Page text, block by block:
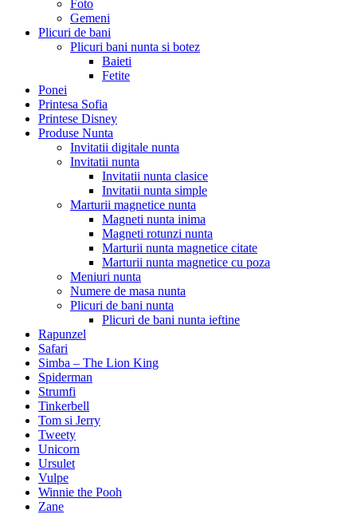
Foto
Gemeni
Plicuri de bani
Plicuri bani nunta si botez
Baieti
Fetite
Ponei
Printesa Sofia
Printese Disney
Produse Nunta
Invitatii digitale nunta
Invitatii nunta
Invitatii nunta clasice
Invitatii nunta simple
Marturii magnetice nunta
Magneti nunta inima
Magneti rotunzi nunta
Marturii nunta magnetice citate
Marturii nunta magnetice cu poza
Meniuri nunta
Numere de masa nunta
Plicuri de bani nunta
Plicuri de bani nunta ieftine
Rapunzel
Safari
Simba – The Lion King
Spiderman
Strumfi
Tinkerbell
Tom si Jerry
Tweety
Unicorn
Ursulet
Vulpe
Winnie the Pooh
Zane